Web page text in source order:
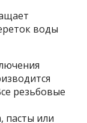
воды
резьбовые
пасты или